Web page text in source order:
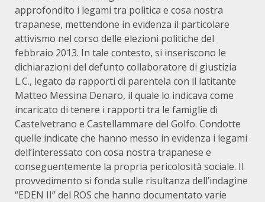
approfondito i legami tra politica e cosa nostra
trapanese, mettendone in evidenza il particolare
attivismo nel corso delle elezioni politiche del
febbraio 2013. In tale contesto, si inseriscono le
dichiarazioni del defunto collaboratore di giustizia
L.C., legato da rapporti di parentela con il latitante
Matteo Messina Denaro, il quale lo indicava come
incaricato di tenere i rapporti tra le famiglie di
Castelvetrano e Castellammare del Golfo. Condotte
quelle indicate che hanno messo in evidenza i legami
dell’interessato con cosa nostra trapanese e
conseguentemente la propria pericolosità sociale. Il
provvedimento si fonda sulle risultanza dell’indagine
“EDEN II” del ROS che hanno documentato varie